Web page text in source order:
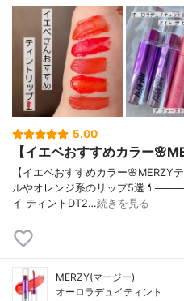
5.00
【イエベおすすめカラー
【イエベおすすめカラー🌸MERZY
ルやオレンジ系のリップ5選
イ ティントDT2…続きを見る
MERZY(マージー)
オーロラデュイティント